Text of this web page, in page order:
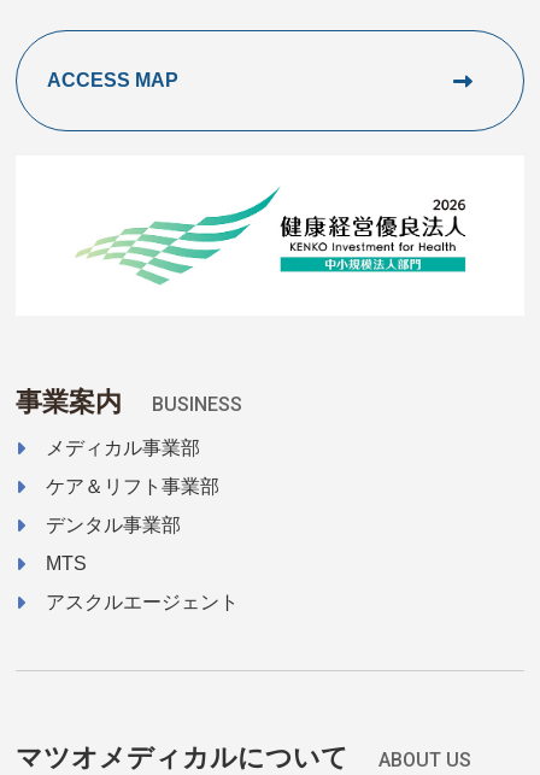
ACCESS MAP
事業案内 BUSINESS
メディカル事業部
ケア＆リフト事業部
デンタル事業部
MTS
アスクルエージェント
マツオメディカルについて ABOUT US